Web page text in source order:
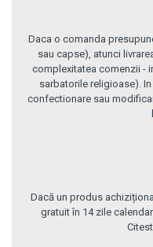
Daca o comanda
sau capse), atunci
complexitatea comenzii -
sarbatorile religioase).
confectionare sau
Dacă un produs
gratuit în 14 zile